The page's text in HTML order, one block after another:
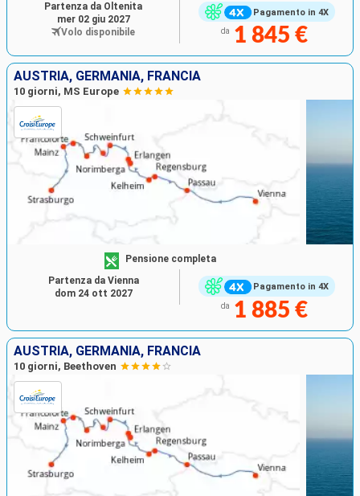
Pagamento in 4X
da 1 845 €
Partenza da Oltenita
mer 02 giu 2027
Volo disponibile
AUSTRIA, GERMANIA, FRANCIA
10 giorni, MS Europe
Pagamento in 4X
Pensione completa
da 1 885 €
Partenza da Vienna
dom 24 ott 2027
AUSTRIA, GERMANIA, FRANCIA
10 giorni, Beethoven